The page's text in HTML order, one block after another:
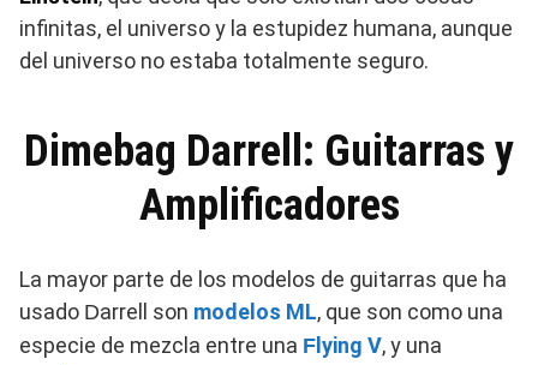
infinitas, el universo y la estupidez humana, aunque
del universo no estaba totalmente seguro.
Dimebag Darrell: Guitarras y
Amplificadores
La mayor parte de los modelos de guitarras que ha
usado Darrell son modelos ML, que son como una
especie de mezcla entre una F lying V, y una